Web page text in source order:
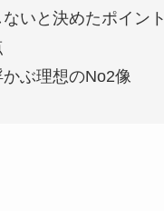
ないと決めたポイント
かぶ理想のNo2像